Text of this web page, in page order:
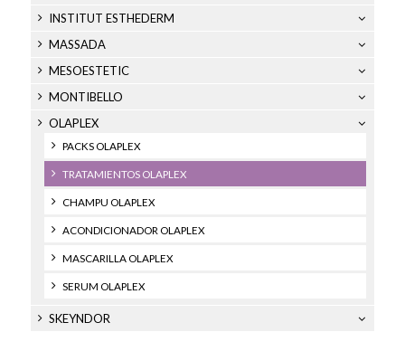
INSTITUT ESTHEDERM
MASSADA
MESOESTETIC
MONTIBELLO
OLAPLEX
PACKS OLAPLEX
TRATAMIENTOS OLAPLEX
CHAMPU OLAPLEX
ACONDICIONADOR OLAPLEX
MASCARILLA OLAPLEX
SERUM OLAPLEX
SKEYNDOR